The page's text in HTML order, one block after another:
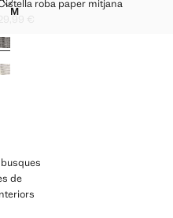
Talles
MCISTELLA ROBA PAPER MITJANA
roba paper mitjana
29,99 €
de